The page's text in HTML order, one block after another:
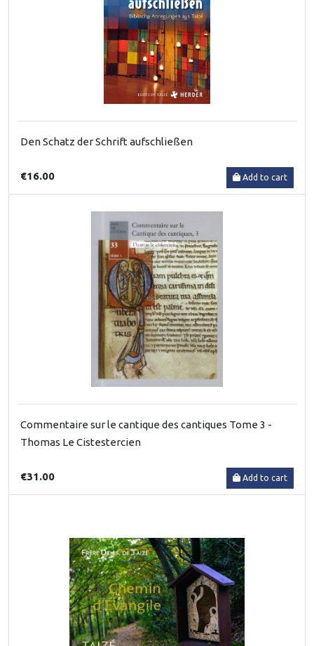
Den Schatz der Schrift aufschließen
€16.00 Add to cart
Commentaire sur le cantique des cantiques Tome 3 -
Thomas Le Cistestercien
€31.00 Add to cart